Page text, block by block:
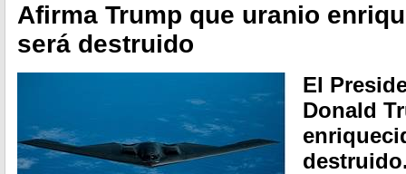
Afirma Trump que uranio
será destruido
El
Donald